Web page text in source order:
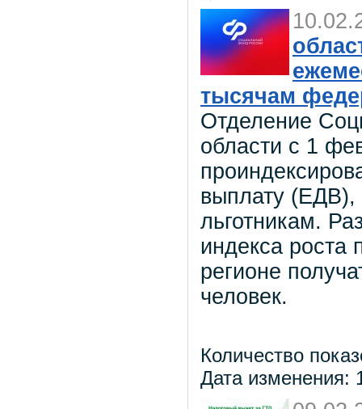
тысячам
Отделение
области с 1
выплату (ЕДВ),
льготникам.
индекса роста
регионе
человек.
Количество
Дата изменения: